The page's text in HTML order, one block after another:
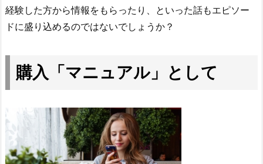
経験した方から情報をもらったり、といった話もエピソー
ドに盛り込めるのではないでしょうか？
購入「マニュアル」として